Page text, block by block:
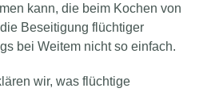
kann, die beim Kochen von
Beseitigung flüchtiger
bei Weitem nicht so einfach.
wir, was flüchtige